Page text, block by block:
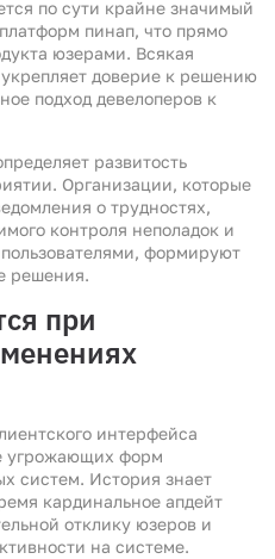
по сути крайне значимый
пинап, что прямо
юзерами. Всякая
доверие к решению
подход девелоперов к
развитость
Организации, которые
о трудностях,
контроля неполадок и
формируют
решения.
при
интерфейса
угрожающих форм
систем. История знает
кардинальное апдейт
отклику юзеров и
на системе.